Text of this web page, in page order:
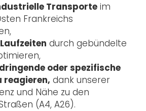
Transporte im
Frankreichs
durch gebündelte
oder spezifische
reagieren, dank unserer
und Nähe zu den
(A4, A26).